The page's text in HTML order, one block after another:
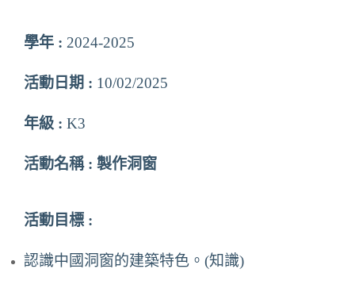
學年 : 2024-2025
活動日期 : 10/02/2025
年級 : K3
活動名稱 : 製作洞窗
活動目標 :
認識中國洞窗的建築特色。(知識)